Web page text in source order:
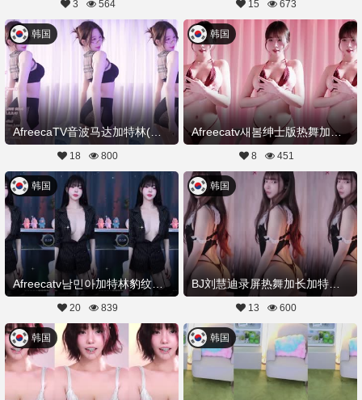
3 564 15 673
韩国
18 800
Afreecatv새봄绅士版热舞加特林20260331Hot Dance
韩国
8 451
Afreecatv남민아加特林豹纹热舞20260408Hot Dance
韩国
20 839
BJ刘慧迪录屏热舞加长加特林20260404舞蹈剪辑
韩国
13 600
韩国 韩国